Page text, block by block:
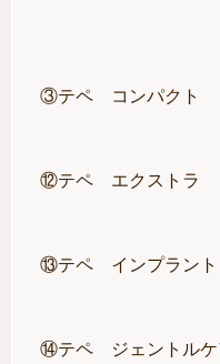
③テペ コンパクト
⑫テペ エクストラ
⑬テペ インプラント
⑭テペ ジェントルケ